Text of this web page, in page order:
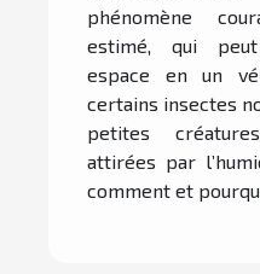
phénomène
estimé, qui
espace en un
certains insectes
petites
attirées par
comment et